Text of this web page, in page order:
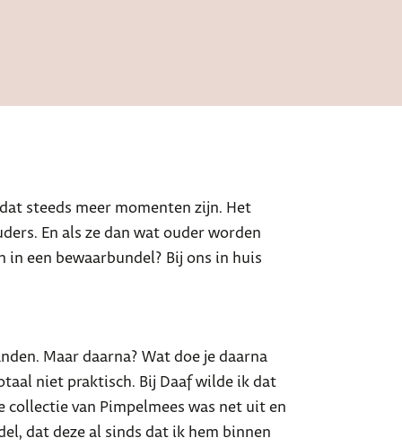
steeds meer momenten zijn. Het
En als ze dan wat ouder worden
een bewaarbundel? Bij ons in huis
Maar daarna? Wat doe je daarna
niet praktisch. Bij Daaf wilde ik dat
van Pimpelmees was net uit en
dat deze al sinds dat ik hem binnen